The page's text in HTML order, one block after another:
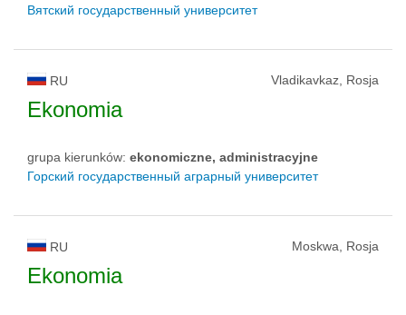
Вятский государственный университет
RU Vladikavkaz, Rosja
Ekonomia
grupa kierunków: ekonomiczne, administracyjne
Горский государственный аграрный университет
RU Moskwa, Rosja
Ekonomia